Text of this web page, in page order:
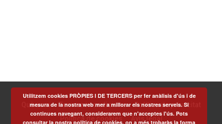
Què som Termes i condicions
Política de privacitat
Política de cookies
Avís legal
Utilitzem cookies PRÒPIES I DE TERCERS per fer anàlisis d'ús i de
mesura de la nostra web mer a millorar els nostres serveis. Si
continues navegant, considerarem que n'acceptes l'ús. Pots
consultar la nostra política de cookies, on a més trobaràs la forma